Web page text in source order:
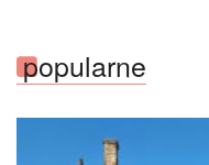
popularne